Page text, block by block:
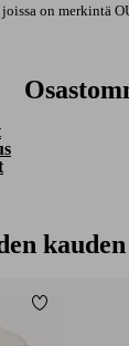
on merkintä
Lisää